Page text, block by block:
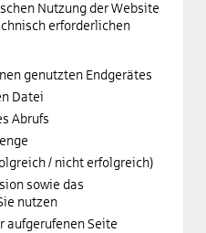
Nutzung der Website
erforderlichen
genutzten Endgerätes
Datei
Abrufs
/ nicht erfolgreich)
sowie das
nutzen
aufgerufenen Seite